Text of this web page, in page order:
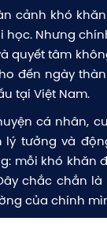
cảnh khó
Nhưng
quyết tâm
đến ngày
tại Việt Nam.
cá nhân,
tưởng và
mỗi khó khăn
chắc chắn
của chính